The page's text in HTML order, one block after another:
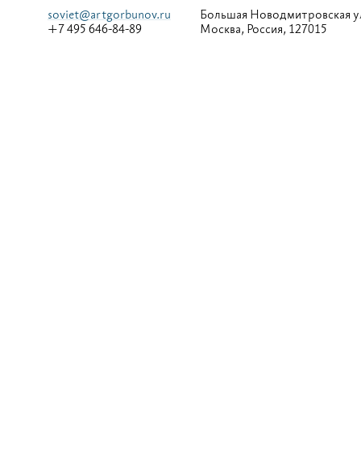
soviet@artgorbunov.ru
+7 495 646-84-89
Большая Новодмитровская
Москва, Россия, 127015